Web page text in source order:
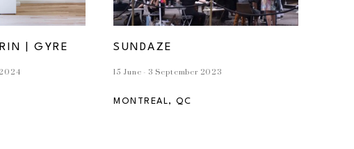
| GYRE SUNDAZE
15 June - 3 September 2023
MONTREAL, QC